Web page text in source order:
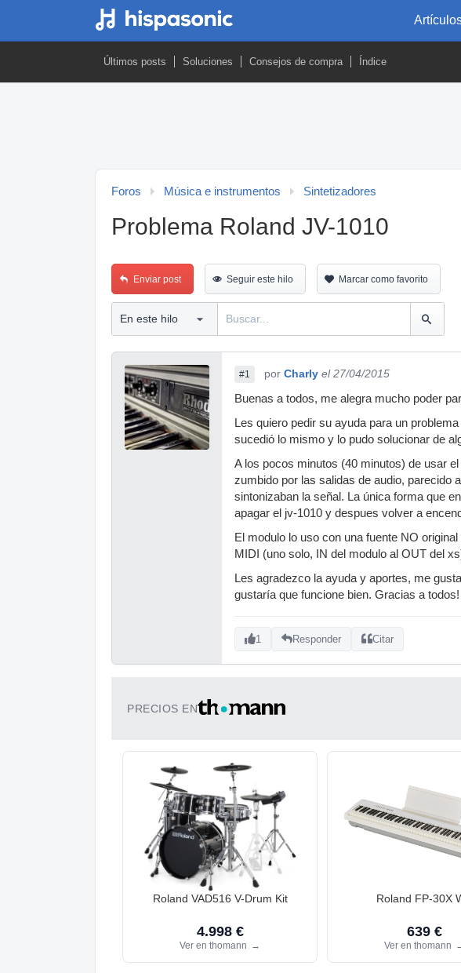
Últimos posts Soluciones Consejos de compra Índice
Foros Música e instrumentos Sintetizadores
Problema Roland JV-1010
Enviar post Seguir este hilo Marcar como favorito
#1 por Charly el 27/04/2015
Buenas a todos, me alegra mucho poder
Les quiero pedir su ayuda para un
sucedió lo mismo y lo pudo solucionar de
A los pocos minutos (40 minutos) de usar
zumbido por las salidas de audio, parecido
sintonizaban la señal. La única forma que
apagar el jv-1010 y despues volver a
El modulo lo uso con una fuente NO
MIDI (uno solo, IN del modulo al OUT del
Les agradezco la ayuda y aportes, me
gustaría que funcione bien. Gracias a todos!
1 Responder Citar
PRECIOS EN
Roland VAD516 V-Drum Kit
4.998 €
Ver en thomann →
Roland FP-30X
639 €
Ver en thomann